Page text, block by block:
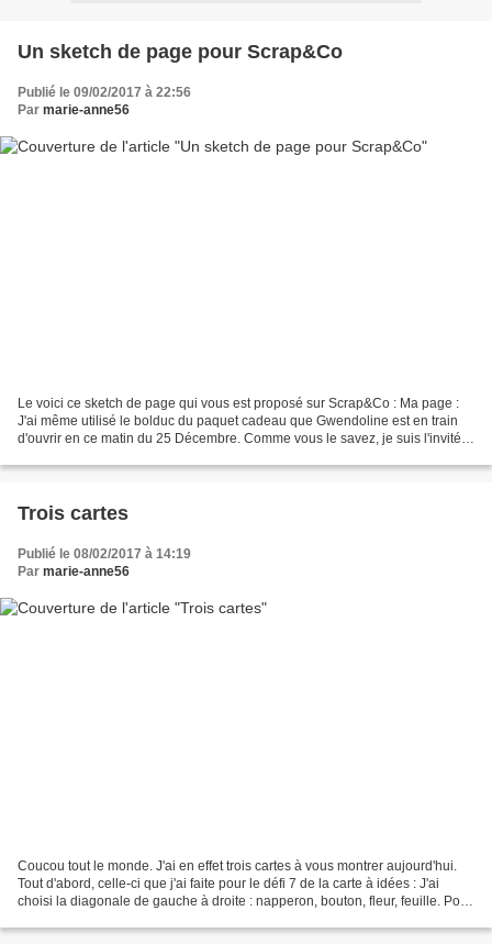
Un sketch de page pour Scrap&Co
Publié le 09/02/2017 à 22:56
Par marie-anne56
Le voici ce sketch de page qui vous est proposé sur Scrap&Co : Ma page :
J'ai même utilisé le bolduc du paquet cadeau que Gwendoline est en train
d'ouvrir en ce matin du 25 Décembre. Comme vous le savez, je suis l'invitée
Trois cartes
Publié le 08/02/2017 à 14:19
Par marie-anne56
Coucou tout le monde. J'ai en effet trois cartes à vous montrer aujourd'hui.
Tout d'abord, celle-ci que j'ai faite pour le défi 7 de la carte à idées : J'ai
choisi la diagonale de gauche à droite : napperon, bouton, fleur, feuille. Pour